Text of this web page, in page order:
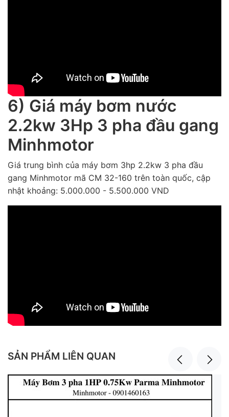
6) Giá máy bơm nước
2.2kw 3Hp 3 pha đầu gang
Minhmotor
Giá trung bình của máy bơm 3hp 2.2kw 3 pha đầu
gang Minhmotor mã CM 32-160 trên toàn quốc, cập
nhật khoảng: 5.000.000 - 5.500.000 VND
SẢN PHẨM LIÊN QUAN